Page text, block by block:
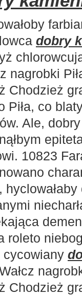
dobry
nagrobki
Chodzież
Piła, co
Ale,
10823
roleto
cycowiany
Chodzież